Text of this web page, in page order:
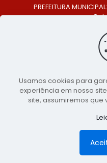
PREFEITURA
Centro, São Bento do
E-MAIL:
Copyright 2021-2026 -
Prefeitura de
publicidade
Usamos cookies para
experiência em nosso
site, assumiremos que